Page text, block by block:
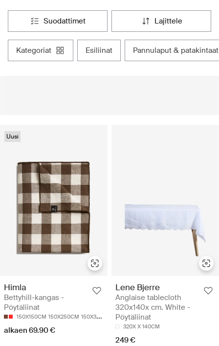
suodattimet lajittele
kategoriat esiliinat pannulaput & patakintaat
Uusi
Himla
Bettyhill-kangas -
Pöytäliinat
150X150CM 150X250CM 150X330CM
alkaen 69.90 €
Lene Bjerre
Anglaise tablecloth
320x140x cm. White -
Pöytäliinat
320X X 140CM
249 €